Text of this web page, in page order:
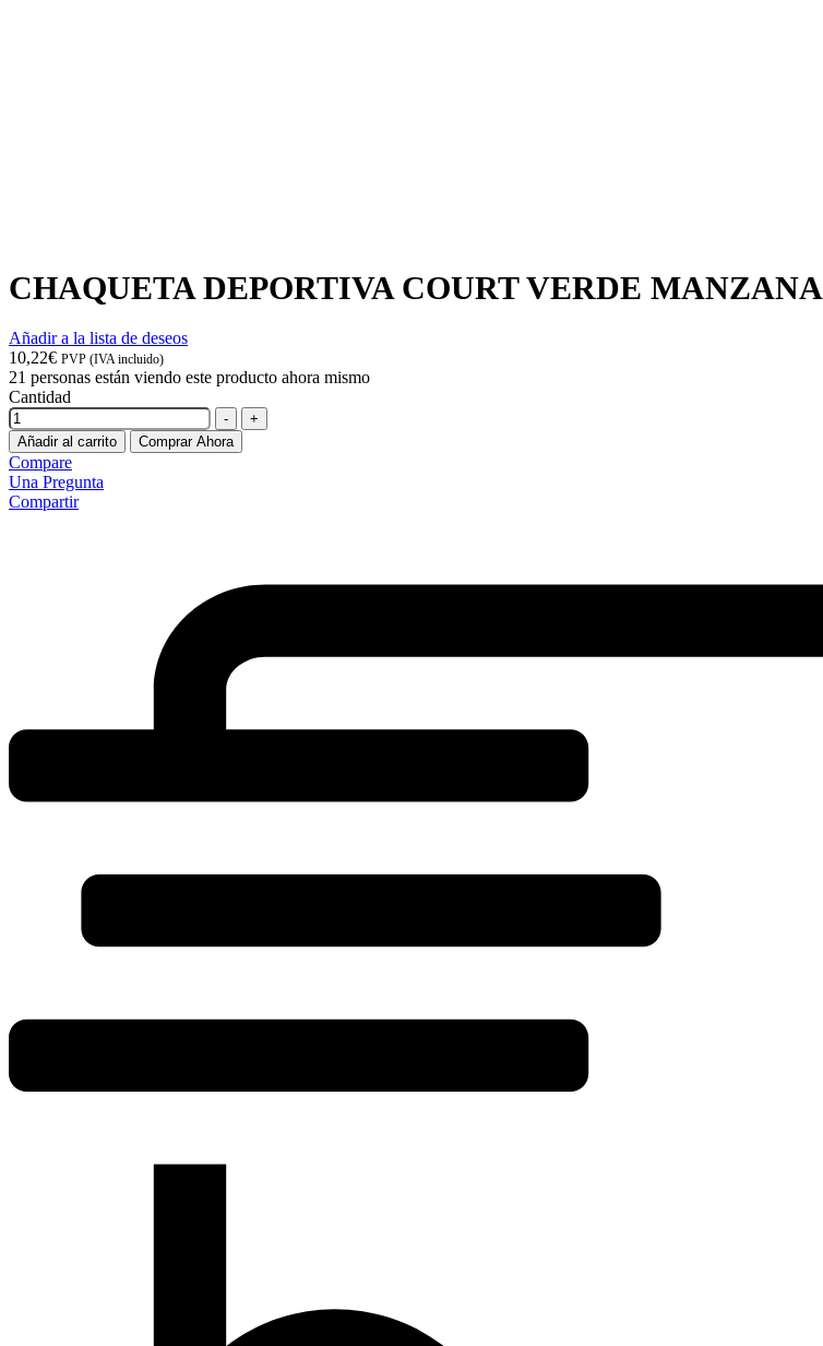
CHAQUETA DEPORTIVA COURT VERDE MANZANA
Añadir a la lista de deseos
10,22€ PVP (IVA incluido)
21 personas están viendo este producto ahora mismo
Cantidad
-
+
Añadir al carrito
Comprar Ahora
Compare
Una Pregunta
Compartir